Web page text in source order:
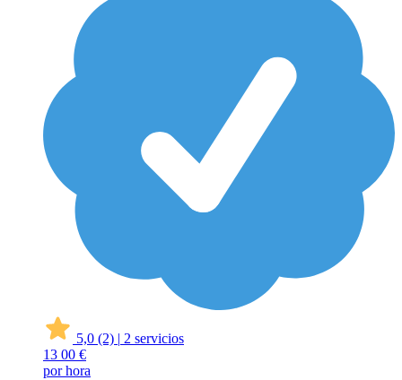
5,0 (2) | 2 servicios
13 00 €
por hora